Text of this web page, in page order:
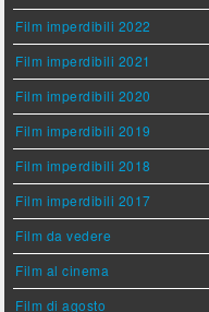
Film imperdibili 2022
Film imperdibili 2021
Film imperdibili 2020
Film imperdibili 2019
Film imperdibili 2018
Film imperdibili 2017
Film da vedere
Film al cinema
Film di agosto